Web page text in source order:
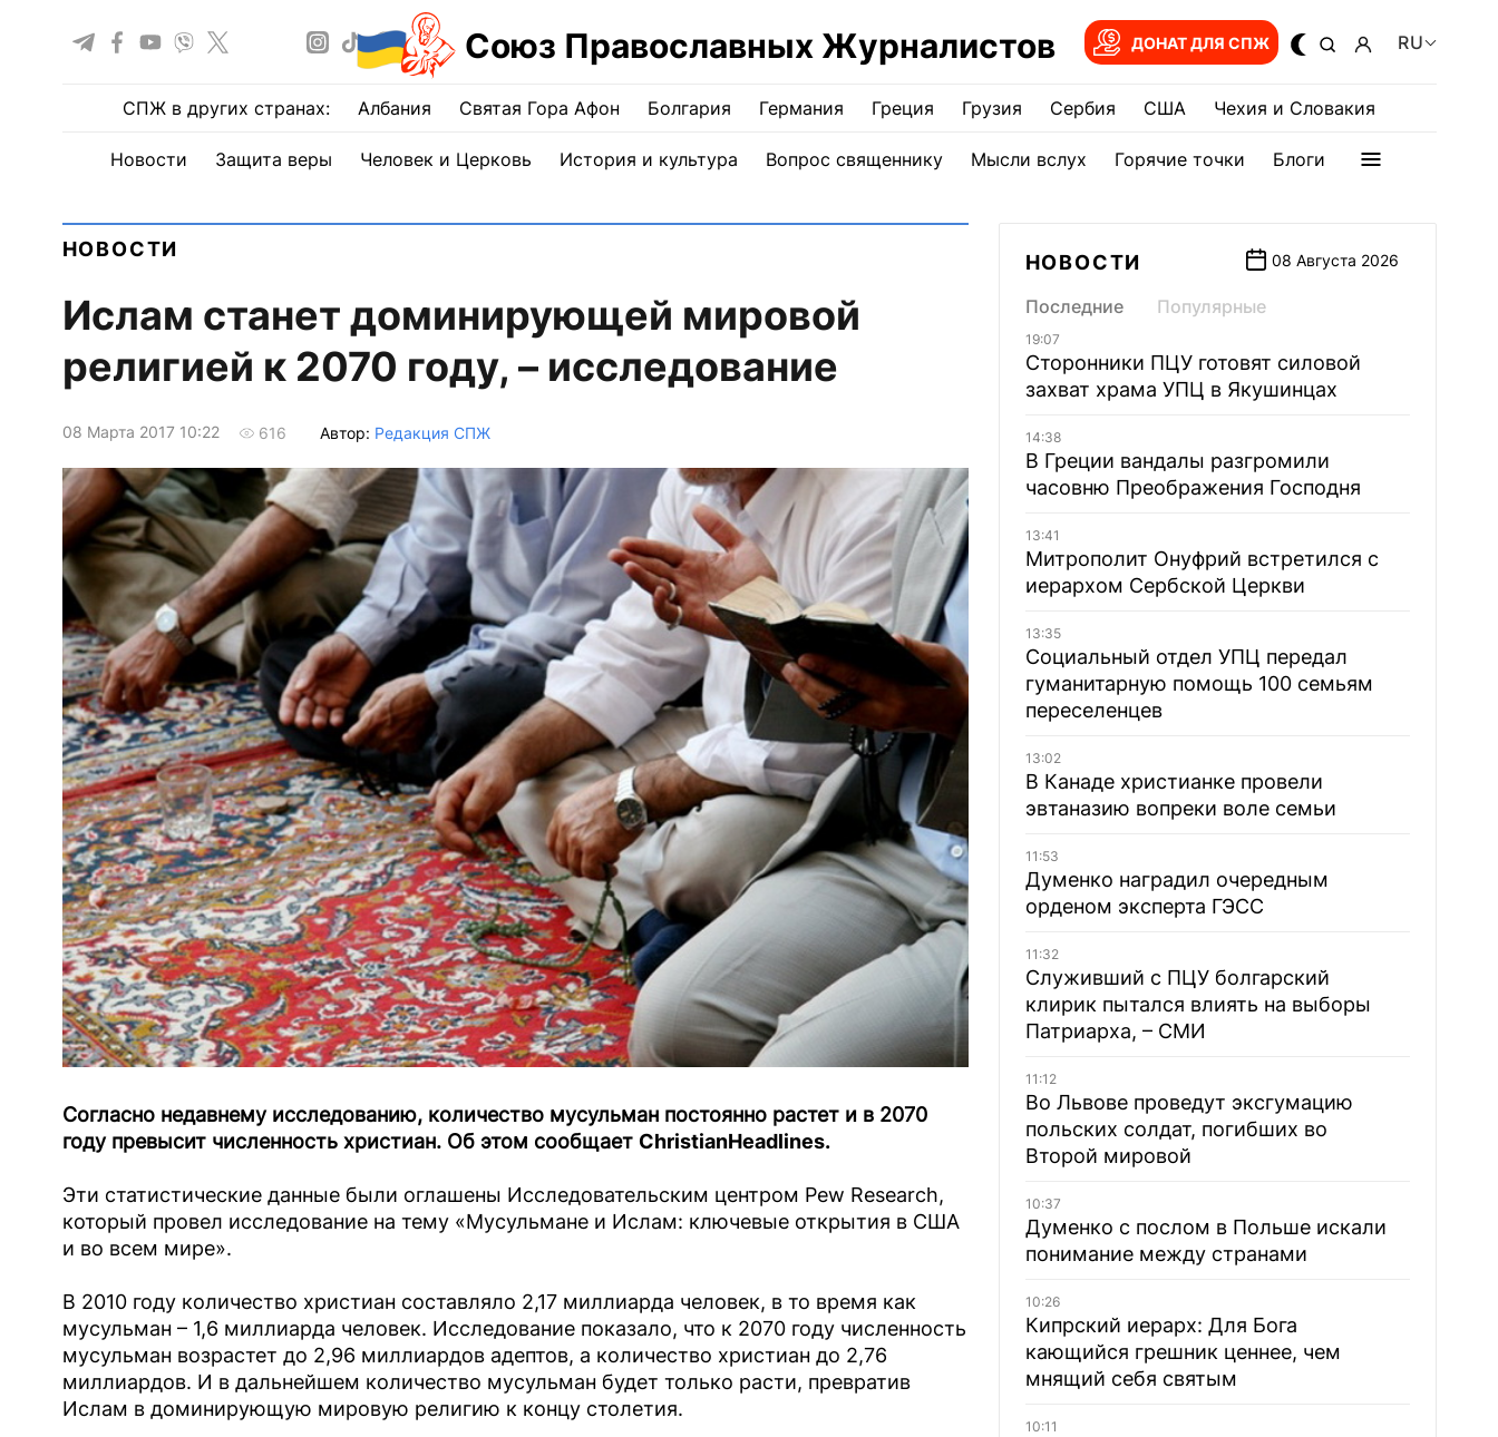
Союз Православных Журналистов ДОНАТ ДЛЯ СПЖ RU
СПЖ в других странах: Албания Святая Гора Афон Болгария Германия Греция Грузия Сербия США Чехия и Словакия
Новости Защита веры Человек и Церковь История и культура Вопрос священнику Мысли вслух Горячие точки Блоги
НОВОСТИ
Ислам станет доминирующей мировой
религией к 2070 году, – исследование
08 Марта 2017 10:22 616 Автор: Редакция СПЖ
Согласно недавнему исследованию, количество мусульман постоянно растет и в 2070
году превысит численность христиан. Об этом сообщает ChristianHeadlines.
Эти статистические данные были оглашены Исследовательским центром Pew Research,
который провел исследование на тему «Мусульмане и Ислам: ключевые открытия в США
и во всем мире».
В 2010 году количество христиан составляло 2,17 миллиарда человек, в то время как
мусульман – 1,6 миллиарда человек. Исследование показало, что к 2070 году численность
мусульман возрастет до 2,96 миллиардов адептов, а количество христиан до 2,76
миллиардов. И в дальнейшем количество мусульман будет только расти, превратив
Ислам в доминирующую мировую религию к концу столетия.
НОВОСТИ 08 Августа 2026
Последние Популярные
19:07
Сторонники ПЦУ готовят силовой
захват храма УПЦ в Якушинцах
14:38
В Греции вандалы разгромили
часовню Преображения Господня
13:41
Митрополит Онуфрий встретился с
иерархом Сербской Церкви
13:35
Социальный отдел УПЦ передал
гуманитарную помощь 100 семьям
переселенцев
13:02
В Канаде христианке провели
эвтаназию вопреки воле семьи
11:53
Думенко наградил очередным
орденом эксперта ГЭСС
11:32
Служивший с ПЦУ болгарский
клирик пытался влиять на выборы
Патриарха, – СМИ
11:12
Во Львове проведут эксгумацию
польских солдат, погибших во
Второй мировой
10:37
Думенко с послом в Польше искали
понимание между странами
10:26
Кипрский иерарх: Для Бога
кающийся грешник ценнее, чем
мнящий себя святым
10:11